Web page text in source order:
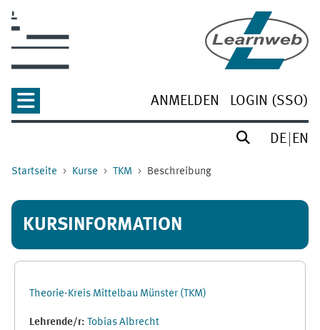
ANMELDEN LOGIN (SSO)
DE EN
Startseite Kurse TKM Beschreibung
KURSINFORMATION
Theorie-Kreis Mittelbau Münster (TKM)
Lehrende/r: Tobias Albrecht